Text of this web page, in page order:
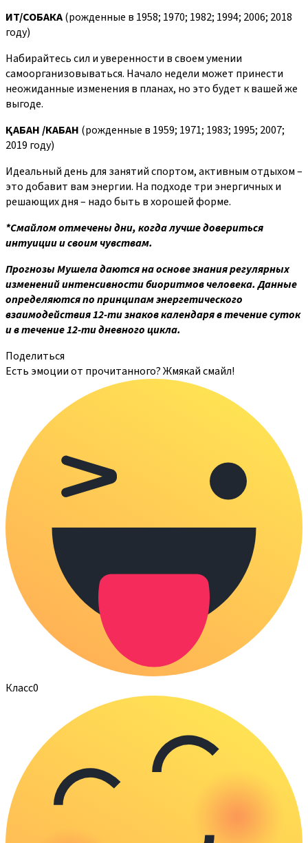
ИТ/СОБАКА(рожденные в 1958; 1970; 1982; 1994; 2006; 2018
году)
Набирайтесь сил и уверенности в своем умении
самоорганизовываться. Начало недели может принести
неожиданные изменения в планах, но это будет к вашей же
выгоде.
ҚАБАН/КАБАН (рожденные в 1959; 1971; 1983; 1995; 2007;
2019 году)
Идеальный день для занятий спортом, активным отдыхом –
это добавит вам энергии. На подходе три энергичных и
решающих дня – надо быть в хорошей форме.
*Смайлом отмечены дни, когда лучше довериться
интуиции и своим чувствам.
Прогнозы Мушела даются на основе знания регулярных
изменений интенсивности биоритмов человека. Данные
определяются по принципам энергетического
взаимодействия 12-ти знаков календаря в течение суток
и в течение 12-ти дневного цикла.
Поделиться
Есть эмоции от прочитанного? Жмякай смайл!
Класс0